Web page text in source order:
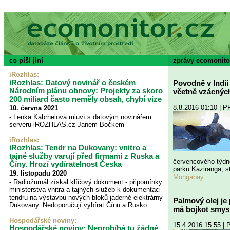
co píší jiní
zprávy
iRozhlas:
iRozhlas: Datový novinář o českém
Národním plánu obnovy: Projekty za skoro
200 miliard často neměly obsah, chybí vize
10. června 2021
- Lenka Kabrhelová mluví s datovým novinářem
serveru iROZHLAS.cz Janem Bočkem
iRozhlas:
iRozhlas: Tendr na Dukovany: vnitro a
tajné služby varují před firmami z Ruska a
Číny. Hrozí vydíratelnost Česka
19. listopadu 2020
- Radiožurnál získal klíčový dokument - připomínky
ministerstva vnitra a tajných služeb k dokumentaci
tendru na výstavbu nových bloků jaderné elektrárny
Dukovany. Nedoporučují vybírat Čínu a Rusko.
Hospodářské noviny:
Hospodářské noviny: Neprobíhá tu žádné
Povodně v
včetně
8.8.2016 01:10 |
červencového
parku Kaziranga,
Mongabay.
Palmový olej
má bojkot
15.4.2016 15:55 |